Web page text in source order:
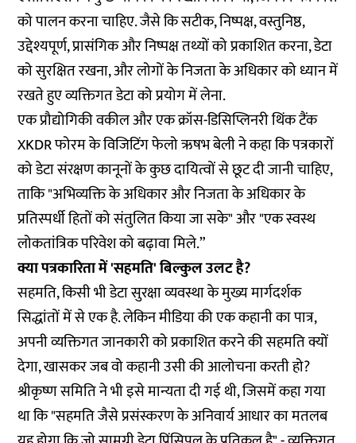
को पालन करना चाहिए. जैसे कि सटीक, निष्पक्ष, वस्तुनिष्ठ,
उद्देश्यपूर्ण, प्रासंगिक और निष्पक्ष तथ्यों को प्रकाशित करना, डेटा
को सुरक्षित रखना, और लोगों के निजता के अधिकार को ध्यान में
रखते हुए व्यक्तिगत डेटा को प्रयोग में लेना.
एक प्रौद्योगिकी वकील और एक क्रॉस-डिसिप्लिनरी थिंक टैंक
XKDR फोरम के विजिटिंग फेलो ऋषभ बेली ने कहा कि पत्रकारों
को डेटा संरक्षण कानूनों के कुछ दायित्वों से छूट दी जानी चाहिए,
ताकि "अभिव्यक्ति के अधिकार और निजता के अधिकार के
प्रतिस्पर्धी हितों को संतुलित किया जा सके" और "एक स्वस्थ
लोकतांत्रिक परिवेश को बढ़ावा मिले.”
क्या पत्रकारिता में 'सहमति' बिल्कुल उलट है?
सहमति, किसी भी डेटा सुरक्षा व्यवस्था के मुख्य मार्गदर्शक
सिद्धांतों में से एक है. लेकिन मीडिया की एक कहानी का पात्र,
अपनी व्यक्तिगत जानकारी को प्रकाशित करने की सहमति क्यों
देगा, खासकर जब वो कहानी उसी की आलोचना करती हो?
श्रीकृष्ण समिति ने भी इसे मान्यता दी गई थी, जिसमें कहा गया
था कि "सहमति जैसे प्रसंस्करण के अनिवार्य आधार का मतलब